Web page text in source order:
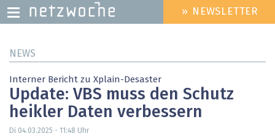
zum
HEADER
MENU
» NEWSLETTER
NEWS
Interner Bericht zu Xplain-Desaster
Update: VBS muss den Schutz
heikler Daten verbessern
Di 04.03.2025 - 11:48 Uhr